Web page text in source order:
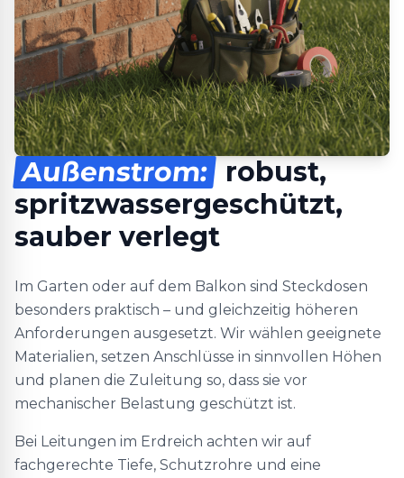
Außenstrom: robust,
spritzwassergeschützt,
sauber verlegt
Im Garten oder auf dem Balkon sind Steckdosen
besonders praktisch – und gleichzeitig höheren
Anforderungen ausgesetzt. Wir wählen geeignete
Materialien, setzen Anschlüsse in sinnvollen Höhen
und planen die Zuleitung so, dass sie vor
mechanischer Belastung geschützt ist.
Bei Leitungen im Erdreich achten wir auf
fachgerechte Tiefe, Schutzrohre und eine